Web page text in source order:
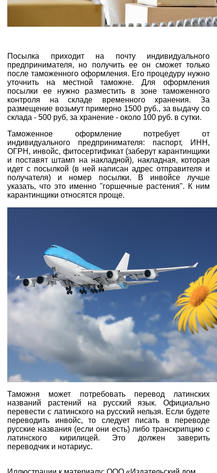
Посылка приходит на почту индивидуального
предпринимателя, но получить ее он сможет только
после таможенного оформления. Его процедуру нужно
уточнить на местной таможне. Для оформления
посылки ее нужно разместить в зоне таможенного
контроля на складе временного хранения. За
размещение возьмут примерно 1500 руб., за выдачу со
склада - 500 руб, за хранение - около 100 руб. в сутки.
Таможенное оформление потребует от
индивидуального предпринимателя: паспорт, ИНН,
ОГРН, инвойс, фитосертификат (заберут карантинщики
и поставят штамп на накладной), накладная, которая
идет с посылкой (в ней написан адрес отправителя и
получателя) и номер посылки. В инвойсе лучше
указать, что это именно "горшечные растения". К ним
карантинщики относятся проще.
Таможня может потребовать перевод латинских
названий растений на русский язык. Официально
перевести с латинского на русский нельзя. Если будете
переводить инвойс, то следует писать в переводе
русские названия (если они есть) либо транскрипцию с
латинского кирилицей. Это должен заверить
переводчик и нотариус.